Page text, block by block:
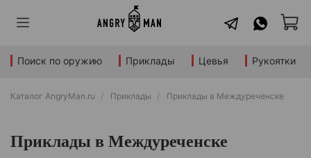
Поиск по оружию Приклады Цевья Рукоятки
Каталог AngryMan.ru Приклады Приклады в Междуреченске
Приклады в Междуреченске